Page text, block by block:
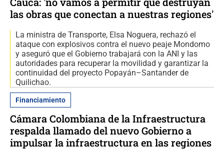
las obras que conectan a nuestras regiones'
La ministra de Transporte, Elsa Noguera, rechazó el
ataque con explosivos contra el nuevo peaje Mondomo
y aseguró que el Gobierno trabajará con la ANI y las
autoridades para recuperar la movilidad y garantizar la
continuidad del proyecto Popayán–Santander de
Quilichao.
Financiamiento
Cámara Colombiana de la Infraestructura
respalda llamado del nuevo Gobierno a
impulsar la infraestructura en las regiones